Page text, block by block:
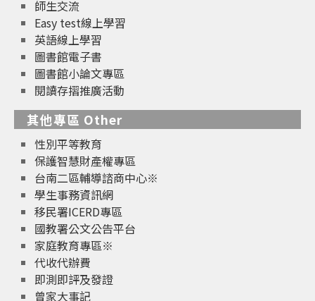
師生交流
Easy test線上學習
英語線上學習
圖書館電子書
圖書館小論文專區
閱讀存摺推廣活動
其他專區 Other
性別平等教育
保護智慧財產權專區
台南二區輔導諮商中心※
學生事務資訊網
移民署ICERD專區
國教署公文公告平台
家庭教育專區※
代收代辦費
即測即評及發證
曾家大事記